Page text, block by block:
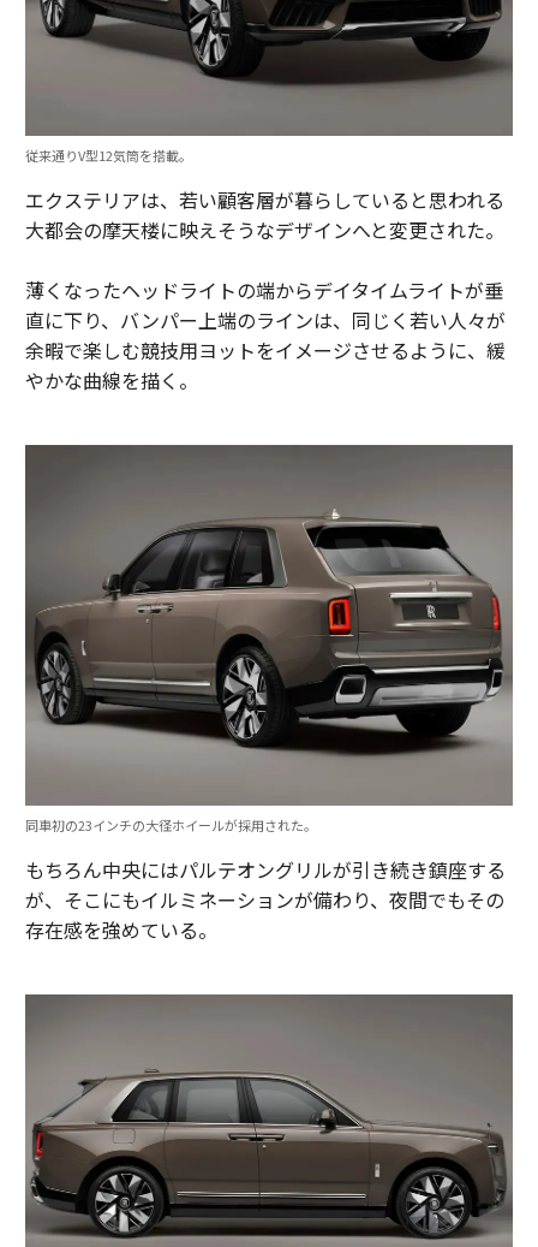
従来通りV型12気筒を搭載。
エクステリアは、若い顧客層が暮らしていると思われる
大都会の摩天楼に映えそうなデザインへと変更された。
薄くなったヘッドライトの端からデイタイムライトが垂
直に下り、バンパー上端のラインは、同じく若い人々が
余暇で楽しむ競技用ヨットをイメージさせるように、緩
やかな曲線を描く。
同車初の23インチの大径ホイールが採用された。
もちろん中央にはパルテオングリルが引き続き鎮座する
が、そこにもイルミネーションが備わり、夜間でもその
存在感を強めている。